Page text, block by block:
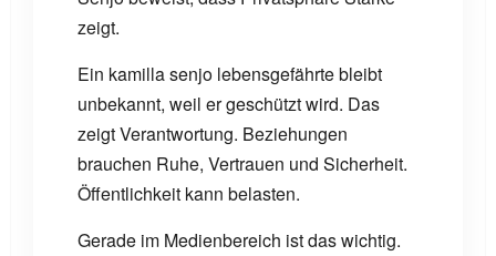
zeigt.
Ein kamilla senjo lebensgefährte bleibt
unbekannt, weil er geschützt wird. Das
zeigt Verantwortung. Beziehungen
brauchen Ruhe, Vertrauen und Sicherheit.
Öffentlichkeit kann belasten.
Gerade im Medienbereich ist das wichtig.